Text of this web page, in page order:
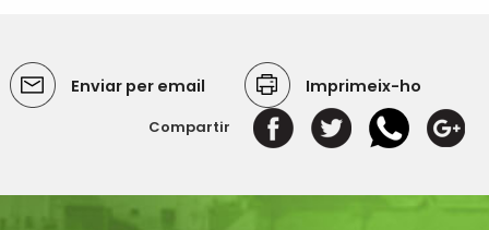
Enviar per email Imprimeix-ho
Compartir